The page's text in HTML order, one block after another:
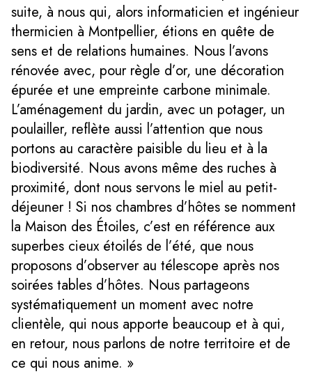
suite, à nous qui, alors informaticien et ingénieur
thermicien à Montpellier, étions en quête de
sens et de relations humaines. Nous l’avons
rénovée avec, pour règle d’or, une décoration
épurée et une empreinte carbone minimale.
L’aménagement du jardin, avec un potager, un
poulailler, reflète aussi l’attention que nous
portons au caractère paisible du lieu et à la
biodiversité. Nous avons même des ruches à
proximité, dont nous servons le miel au petit-
déjeuner ! Si nos chambres d’hôtes se nomment
la Maison des Étoiles, c’est en référence aux
superbes cieux étoilés de l’été, que nous
proposons d’observer au télescope après nos
soirées tables d’hôtes. Nous partageons
systématiquement un moment avec notre
clientèle, qui nous apporte beaucoup et à qui,
en retour, nous parlons de notre territoire et de
ce qui nous anime. »